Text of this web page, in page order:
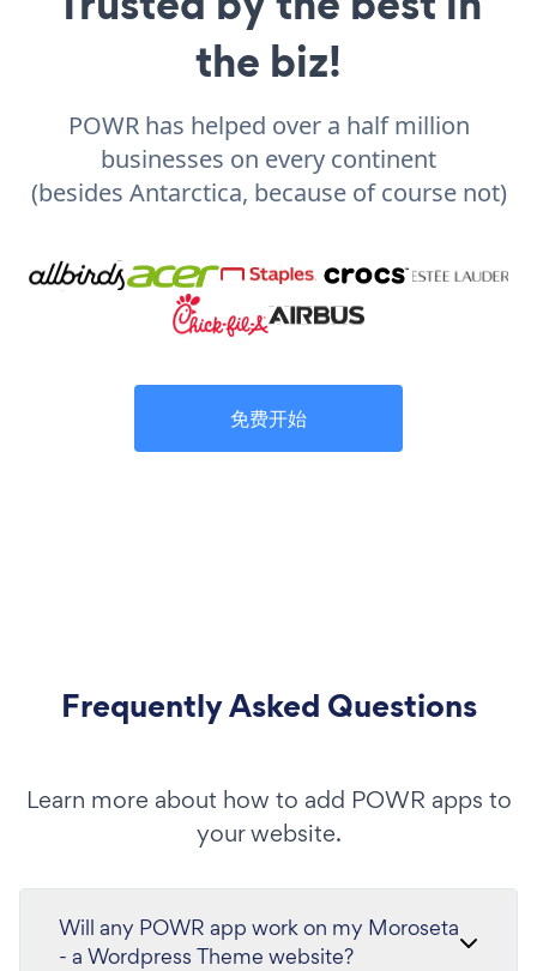
the biz!
POWR has helped over a half million
businesses on every continent
(besides Antarctica, because of course not)
免费开始
Frequently Asked Questions
Learn more about how to add POWR apps to
your website.
Will any POWR app work on my Moroseta
- a Wordpress Theme website?